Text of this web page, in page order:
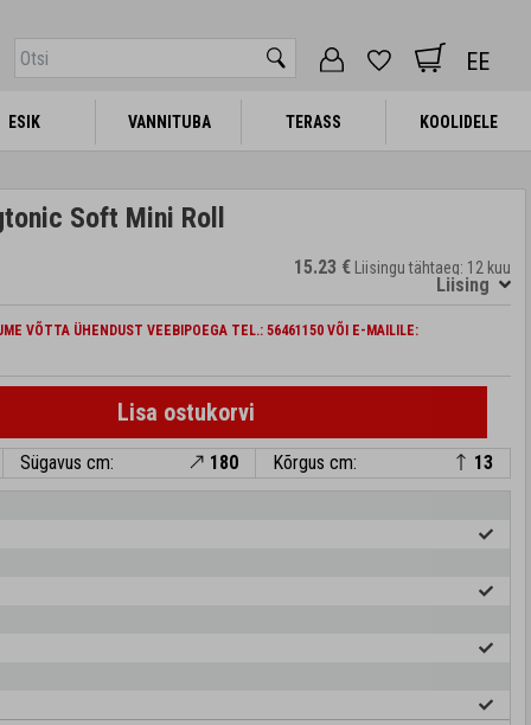
EE
ESIK VANNITUBA TERASS KOOLIDELE
ESIK VANNITUBA TERASS KOOLIDELE
Soft Mini Roll
15.23 € Liisingu tähtaeg: 12 kuu
Liising
VÕTTA ÜHENDUST VEEBIPOEGA TEL.: 56461150 VÕI E-MAILILE:
Lisa ostukorvi
Sügavus cm: 180 Kõrgus cm: 13